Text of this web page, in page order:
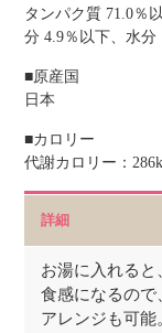
タンパク質 71.0％
分 4.9％以下、水分
■原産国
日本
■カロリー
代謝カロリー：
詳細
お湯に入れる
食感になるの
アレンジも可能